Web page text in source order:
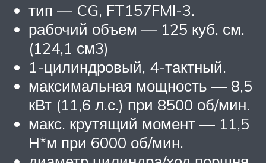
тип — CG, FT157FMI-3.
рабочий объем — 125 куб. см.
(124,1 см3)
1-цилиндровый, 4-тактный.
максимальная мощность — 8,5
кВт (11,6 л.с.) при 8500 об/мин.
макс. крутящий момент — 11,5
Н*м при 6000 об/мин.